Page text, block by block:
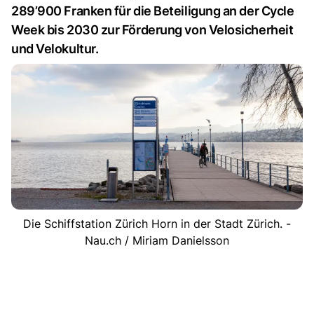
289’900 Franken für die Beteiligung an der Cycle
Week bis 2030 zur Förderung von Velosicherheit
und Velokultur.
Die Schiffstation Zürich Horn in der Stadt Zürich. -
Nau.ch / Miriam Danielsson